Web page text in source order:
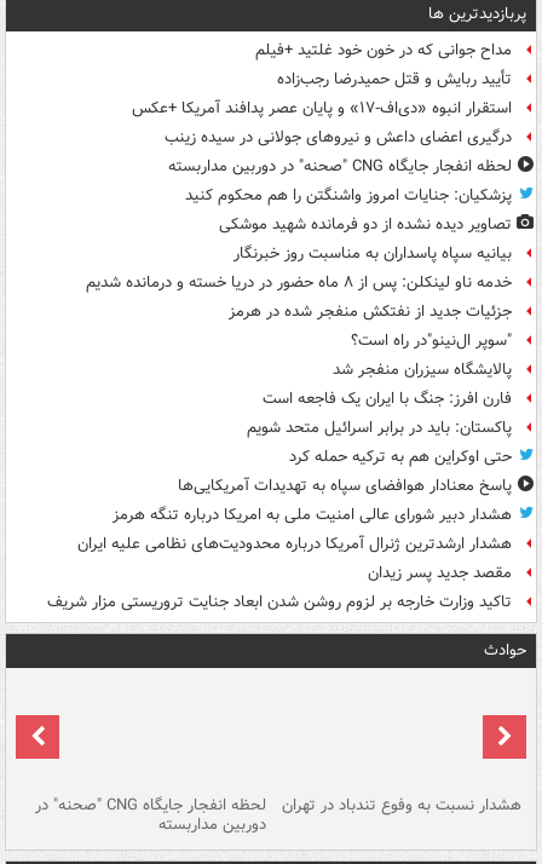
پربازدیدترین ها
مداح جوانی که در خون خود غلتید +فیلم
تأیید ربایش و قتل حمیدرضا رجب‌زاده
استقرار انبوه «دی‌اف‑۱۷» و پایان عصر پدافند آمریکا +عکس
درگیری اعضای داعش و نیروهای جولانی در سیده زینب
لحظه انفجار جایگاه CNG "صحنه" در دوربین مداربسته
پزشکیان: جنایات امروز واشنگتن را هم محکوم کنید
تصاویر دیده‌ نشده از دو فرمانده شهید موشکی
بیانیه سپاه پاسداران به مناسبت روز خبرنگار
خدمه ناو لینکلن: پس از ۸ ماه حضور در دریا خسته و درمانده‌ شدیم
جزئیات جدید از نفتکش منفجر شده در هرمز
"سوپر ال‌نینو"در راه است؟
پالایشگاه سیزران منفجر شد
فارن افرز: جنگ با ایران یک فاجعه است
پاکستان: باید در برابر اسرائیل متحد شویم
حتی اوکراین هم به ترکیه حمله کرد
پاسخ معنادار هوافضای سپاه به تهدیدات آمریکایی‌ها
هشدار دبیر شورای عالی امنیت ملی به امریکا درباره تنگه هرمز
هشدار ارشدترین ژنرال آمریکا درباره محدودیت‌های نظامی علیه ایران
مقصد جدید پسر زیدان
تاکید وزارت خارجه بر لزوم روشن شدن ابعاد جنایت تروریستی مزار شریف
حوادث
هشدار نسبت به وفوع تندباد در تهران لحظه انفجار جایگاه CNG "صحنه" در
دوربین مداربسته